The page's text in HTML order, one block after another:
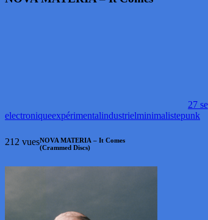
27
electroniqueexpérimentalindustrielminimalistepunk
212 vuesNOVA MATERIA – It Comes
(Crammed Discs)